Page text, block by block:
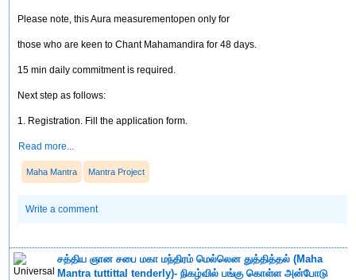
Please note, this Aura measurementopen only for
those who are keen to Chant Mahamandira for 48 days.
15 min daily commitment is required.
Next step as follows:
1. Registration. Fill the application form.
Read more...
Maha Mantra Mantra Project
Write a comment
சத்திய ஞான சபை மகா மந்திரம் மெல்லென துத்தித்தல் (Maha
Mantra tuttittal tenderly)- நிகழ்வில் பங்கு கொள்ள அன்போடு